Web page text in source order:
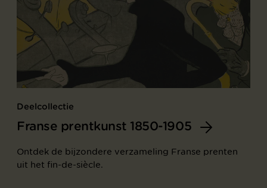
Deelcollectie
Franse prentkunst 1850-1905
Ontdek de bijzondere verzameling Franse prenten
uit het fin-de-siècle.